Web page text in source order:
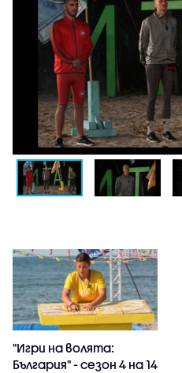
"Игри на волята:
България" - сезон 4 на 14